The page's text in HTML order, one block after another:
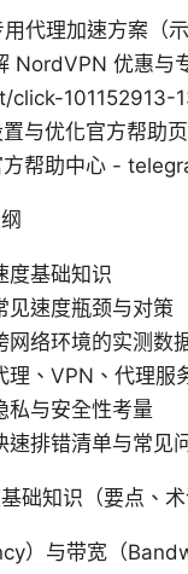
代理加速方案（
NordVPN 优惠与
101152913-
与优化官方帮助
帮助中心 -
度基础知识
见速度瓶颈与对策
网络环境的实测数
理、VPN、代理服
私与安全性考量
排错清单与常见
础知识（要点、术
）与带宽（